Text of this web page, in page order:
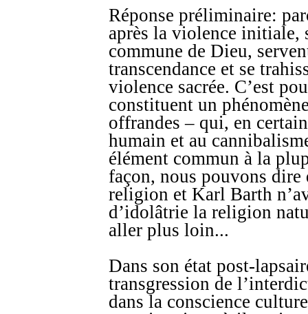
Réponse préliminaire:
après la violence initiale,
commune de Dieu,
transcendance et se
violence sacrée. C’est
constituent un
offrandes – qui, en
humain et au
élément commun à la
façon, nous pouvons dire
religion et Karl Barth
d’idolâtrie la religion
aller plus loin...
Dans son état post-
transgression de
dans la conscience